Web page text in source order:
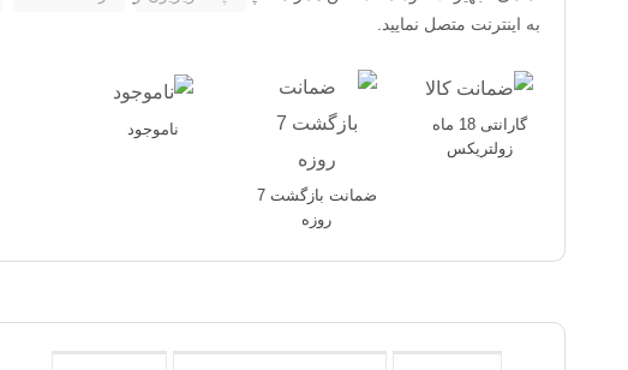
به اینترنت متصل نمایید.
گارانتی 18 ماه
زولتریکس
ضمانت بازگشت 7
روزه
ناموجود